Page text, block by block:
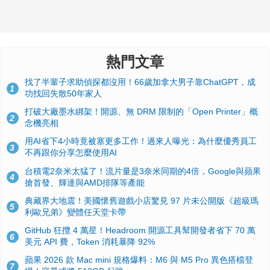
熱門文章
1
找了半輩子求助偵探都沒用！66歲加拿大男子靠ChatGPT，成
功找回失散50年家人
2
打破大廠墨水綁架！開源、無 DRM 限制的「Open Printer」概
念機亮相
3
用AI省下4小時竟被塞更多工作！過來人曝光：為什麼優秀員工
不再跟你分享怎麼使用AI
4
台積電2奈米太猛了！流片量是3奈米同期的4倍，Google與蘋果
搶首發、輝達與AMD排隊等產能
5
典藏界大地震！美國懷舊遊戲小店驚見 97 片未公開版《超級瑪
利歐兄弟》變體任天堂卡帶
6
GitHub 狂攬 4 萬星！Headroom 開源工具幫開發者省下 70 萬
美元 API 費，Token 消耗暴降 92%
7
蘋果 2026 款 Mac mini 規格爆料：M6 與 M5 Pro 異色搭檔登